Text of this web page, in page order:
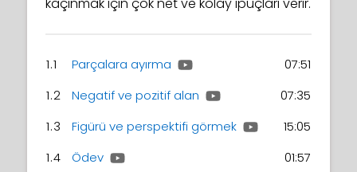
kaçınmak için çok net ve kolay ipuçları verir.
1.1 Parçalara ayırma
07:51
1.2
Negatif ve pozitif alan
07:35
1.3
Figürü ve perspektifi görmek
15:05
1.4
Ödev 01:57